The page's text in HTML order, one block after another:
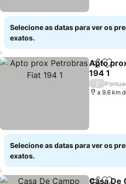
Selecione as datas para ver os
exatos.
Partilhar
Apto
194 1
/
a 9.6 km
Selecione as datas para ver os
exatos.
Casa De